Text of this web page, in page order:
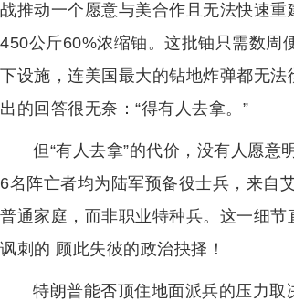
战推动一个愿意与美合作且无法快速
450公斤60%浓缩铀。这批铀只需数周
下设施，连美国最大的钻地炸弹都无
出的回答很无奈：“得有人去拿。”
但“有人去拿”的代价，没有人愿
6名阵亡者均为陆军预备役士兵，来自
普通家庭，而非职业特种兵。这一细节
讽刺的 顾此失彼的政治抉择！
特朗普能否顶住地面派兵的压力取